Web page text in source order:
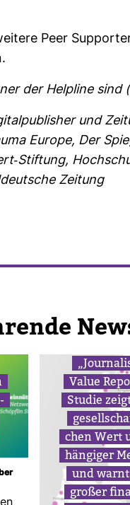
Peer
der Hel­pline
und
Europe, Der
​Stif­tung,
Zei­tung
Value
Studie
chen Wert
hän­giger
und
großer